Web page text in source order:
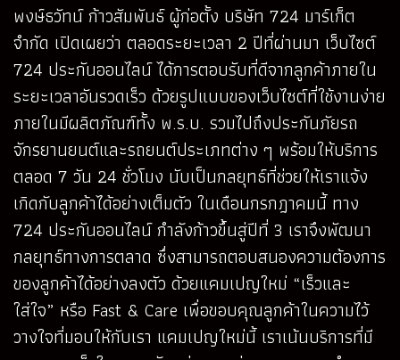
พงษ์ธวัทน์ ก้าวสัมพันธ์ ผู้ก่อตั้ง บริษัท 724 มาร์เก็ต
จำกัด เปิดเผยว่า ตลอดระยะเวลา 2 ปีที่ผ่านมา เว็บไซต์
724 ประกันออนไลน์ ได้การตอบรับที่ดีจากลูกค้าภายใน
ระยะเวลาอันรวดเร็ว ด้วยรูปแบบของเว็บไซต์ที่ใช้งานง่าย
ภายในมีผลิตภัณฑ์ทั้ง พ.ร.บ. รวมไปถึงประกันภัยรถ
จักรยานยนต์และรถยนต์ประเภทต่าง ๆ พร้อมให้บริการ
ตลอด 7 วัน 24 ชั่วโมง นับเป็นกลยุทธ์ที่ช่วยให้เราแจ้ง
เกิดกับลูกค้าได้อย่างเต็มตัว ในเดือนกรกฎาคมนี้ ทาง
724 ประกันออนไลน์ กำลังก้าวขึ้นสู่ปีที่ 3 เราจึงพัฒนา
กลยุทธ์ทางการตลาด ซึ่งสามารถตอบสนองความต้องการ
ของลูกค้าได้อย่างลงตัว ด้วยแคมเปญใหม่ “เร็วและ
ใส่ใจ” หรือ Fast & Care เพื่อขอบคุณลูกค้าในความไว้
วางใจที่มอบให้กับเรา แคมเปญใหม่นี้ เราเน้นบริการที่มี